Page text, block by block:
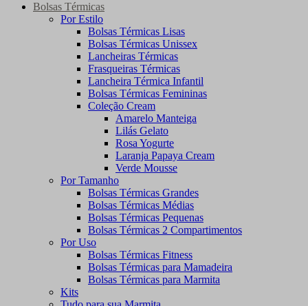
Bolsas Térmicas
Por Estilo
Bolsas Térmicas Lisas
Bolsas Térmicas Unissex
Lancheiras Térmicas
Frasqueiras Térmicas
Lancheira Térmica Infantil
Bolsas Térmicas Femininas
Coleção Cream
Amarelo Manteiga
Lilás Gelato
Rosa Yogurte
Laranja Papaya Cream
Verde Mousse
Por Tamanho
Bolsas Térmicas Grandes
Bolsas Térmicas Médias
Bolsas Térmicas Pequenas
Bolsas Térmicas 2 Compartimentos
Por Uso
Bolsas Térmicas Fitness
Bolsas Térmicas para Mamadeira
Bolsas Térmicas para Marmita
Kits